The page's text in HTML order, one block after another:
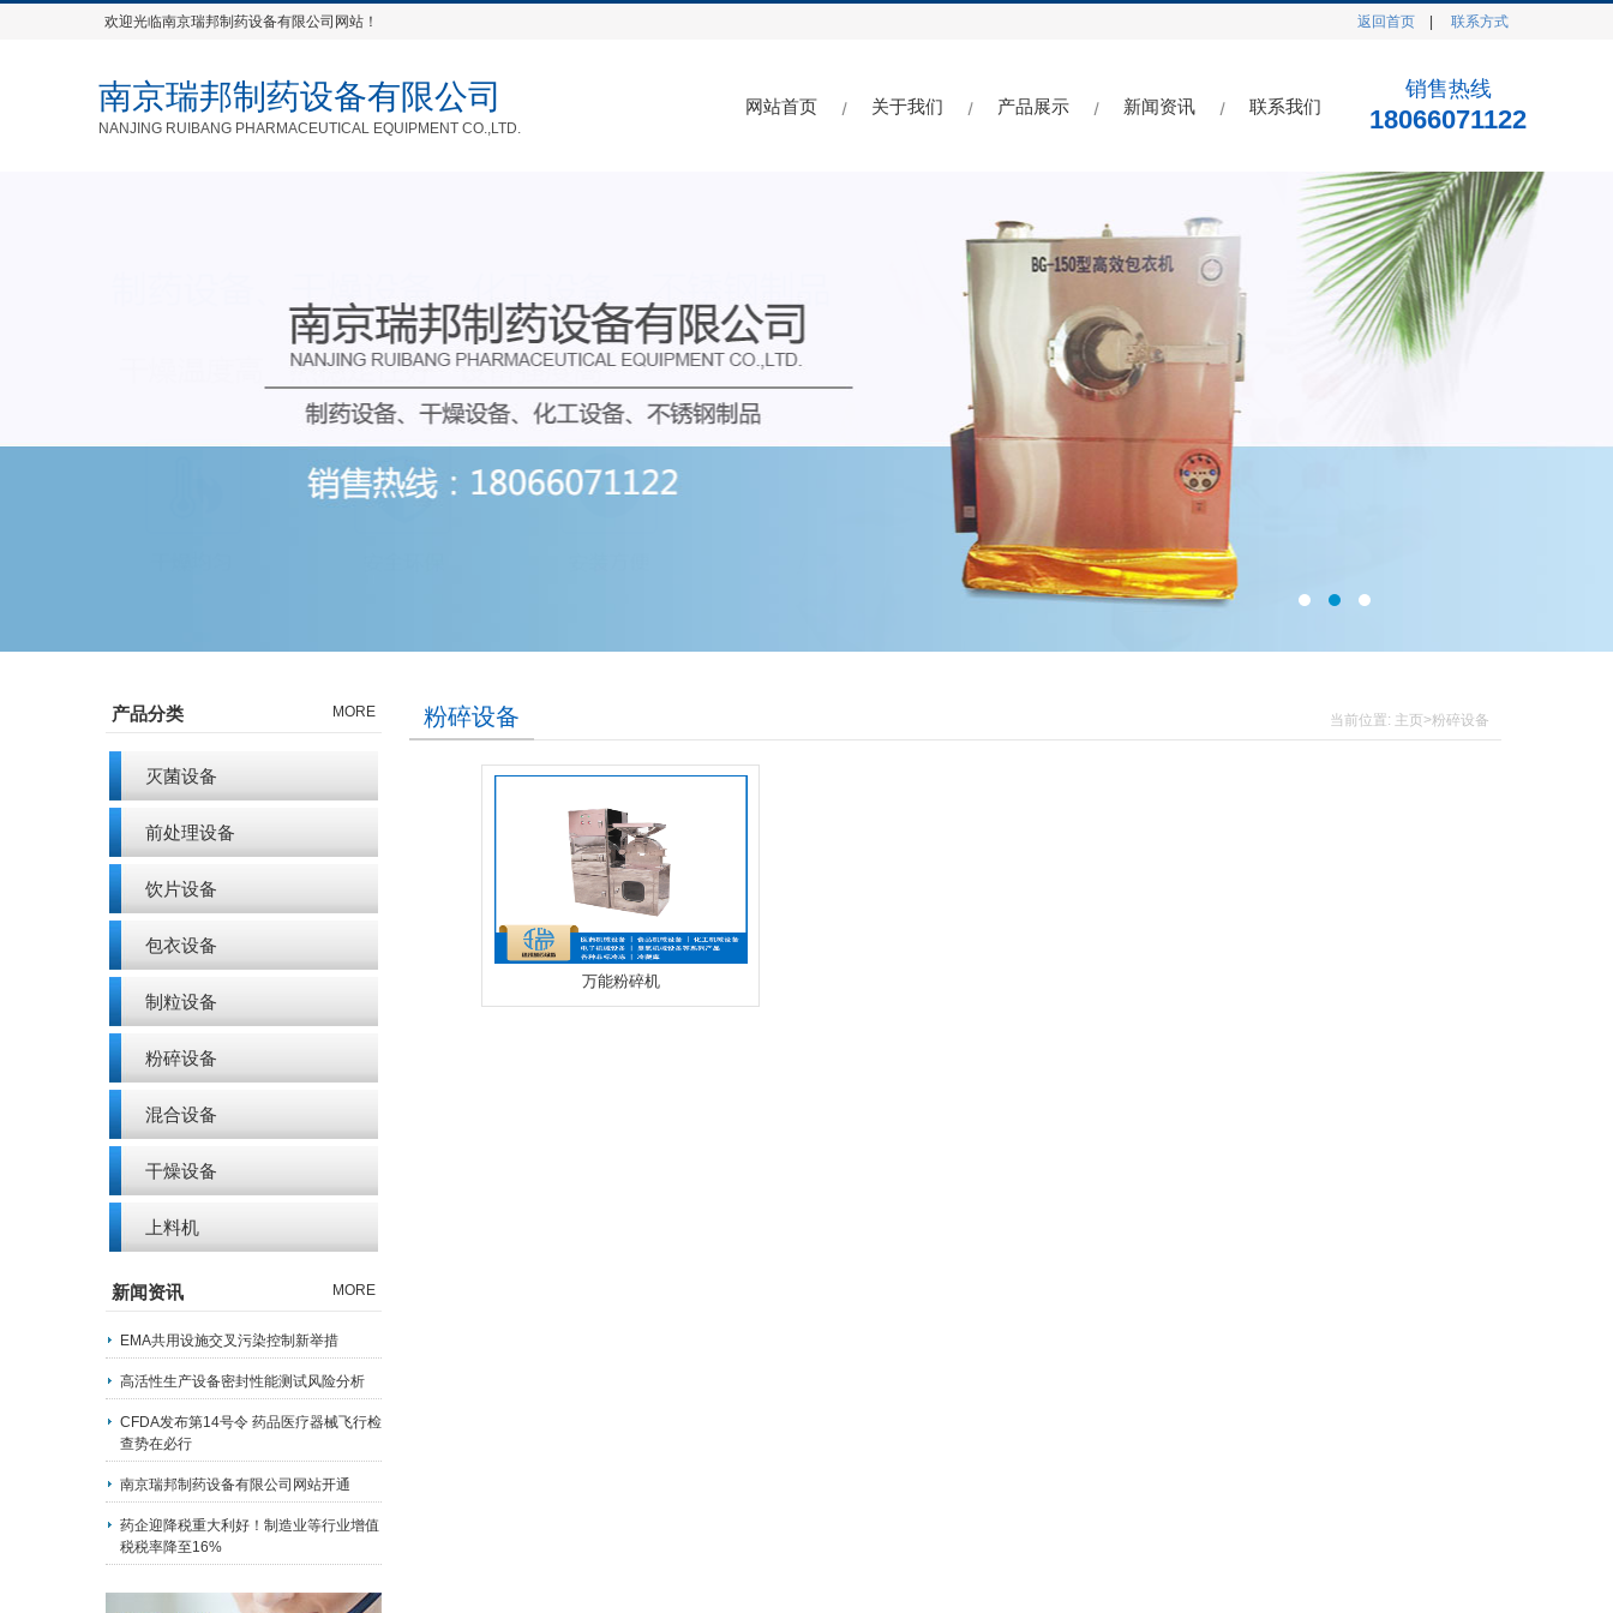
欢迎光临南京瑞邦制药设备有限公司网站！ 返回首页 联系方式
南京瑞邦制药设备有限公司
NANJING RUIBANG PHARMACEUTICAL EQUIPMENT CO.,LTD.
网站首页 关于我们 产品展示 新闻资讯 联系我们
销售热线
18066071122
产品分类 MORE
灭菌设备
前处理设备
饮片设备
包衣设备
制粒设备
粉碎设备
混合设备
干燥设备
上料机
新闻资讯 MORE
EMA共用设施交叉污染控制新举措
高活性生产设备密封性能测试风险分析
CFDA发布第14号令 药品医疗器械飞行检
查势在必行
南京瑞邦制药设备有限公司网站开通
药企迎降税重大利好！制造业等行业增值
税税率降至16%
粉碎设备 当前位置: 主页>粉碎设备
万能粉碎机